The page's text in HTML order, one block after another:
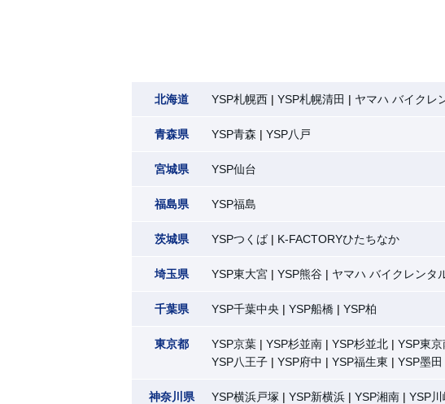
北海道 YSP札幌西 YSP札幌清田 ヤマハ バイクレ
青森県 YSP青森 YSP八戸
宮城県 YSP仙台
福島県 YSP福島
茨城県 YSPつくば K-FACTORYひたちなか
埼玉県 YSP東大宮 YSP熊谷 ヤマハ バイクレンタ
千葉県 YSP千葉中央 YSP船橋 YSP柏
東京都 YSP京葉 YSP杉並南 YSP杉並北 YSP東京
YSP八王子
YSP府中 YSP福生東 YSP墨田
神奈川県 YSP横浜戸塚 YSP新横浜 YSP湘南 YSP